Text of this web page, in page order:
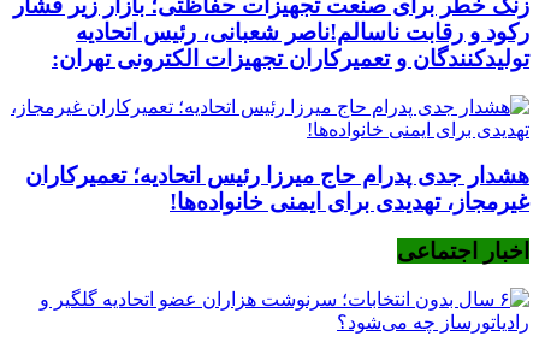
زنگ خطر برای صنعت تجهیزات حفاظتی؛ بازار زیر فشار
رکود و رقابت ناسالم!ناصر شعبانی، رئیس اتحادیه
تولیدکنندگان و تعمیرکاران تجهیزات الکترونی تهران:
هشدار جدی پدرام حاج میرزا رئیس اتحادیه؛ تعمیرکاران
غیرمجاز، تهدیدی برای ایمنی خانواده‌ها!
اخبار اجتماعی